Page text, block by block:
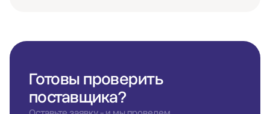
Готовы проверить
поставщика?